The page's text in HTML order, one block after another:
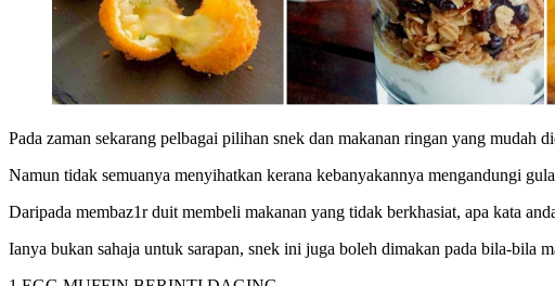
Pada zaman sekarang pelbagai pilihan snek dan makanan ringan yang mudah
Namun tidak semuanya menyihatkan kerana kebanyakannya mengandungi
Daripada membaz1r duit membeli makanan yang tidak berkhasiat, apa kata
Ianya bukan sahaja untuk sarapan, snek ini juga boleh dimakan pada bila-bila